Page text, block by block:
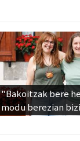
"Bakoitzak bere
modu berezian